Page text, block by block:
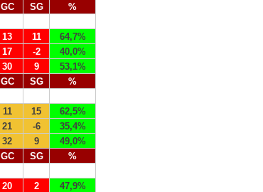
GC SG
%
13 11
64,7%
17 -2
40,0%
30 9
53,1%
GC SG
%
11 15
62,5%
21 -6
35,4%
32 9
49,0%
GC SG
%
20 2
47,9%